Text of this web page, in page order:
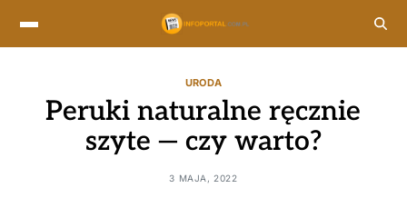
URODA
Peruki naturalne ręcznie
szyte — czy warto?
3 MAJA, 2022